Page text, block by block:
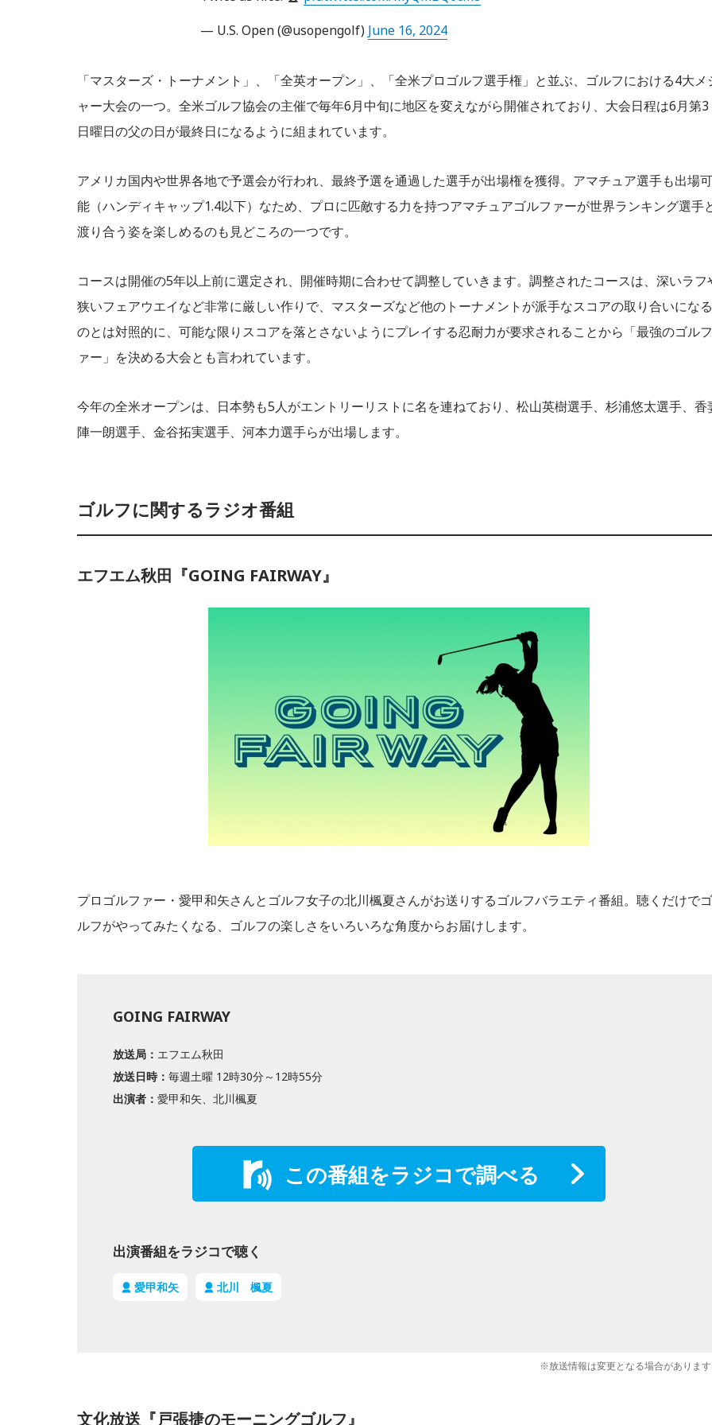
— U.S. Open (@usopengolf) June 16, 2024
「マスターズ・トーナメント」、「全英オープン」、「全米プロゴルフ選手権」と並ぶ、ゴルフにおける4大メ
ャー大会の一つ。全米ゴルフ協会の主催で毎年6月中旬に地区を変えながら開催されており、大会日程は6月第3
日曜日の父の日が最終日になるように組まれています。
アメリカ国内や世界各地で予選会が行われ、最終予選を通過した選手が出場権を獲得。アマチュア選手も出場可
能（ハンディキャップ1.4以下）なため、プロに匹敵する力を持つアマチュアゴルファーが世界ランキング選手
渡り合う姿を楽しめるのも見どころの一つです。
コースは開催の5年以上前に選定され、開催時期に合わせて調整していきます。調整されたコースは、深いラフ
狭いフェアウエイなど非常に厳しい作りで、マスターズなど他のトーナメントが派手なスコアの取り合いになる
のとは対照的に、可能な限りスコアを落とさないようにプレイする忍耐力が要求されることから「最強のゴルフ
ァー」を決める大会とも言われています。
今年の全米オープンは、日本勢も5人がエントリーリストに名を連ねており、松山英樹選手、杉浦悠太選手、香
陣一朗選手、金谷拓実選手、河本力選手らが出場します。
ゴルフに関するラジオ番組
エフエム秋田『GOING FAIRWAY』
プロゴルファー・愛甲和矢さんとゴルフ女子の北川楓夏さんがお送りするゴルフバラエティ番組。聴くだけでゴ
ルフがやってみたくなる、ゴルフの楽しさをいろいろな角度からお届けします。
GOING FAIRWAY
放送局： エフエム秋田
放送日時： 毎週土曜 12時30分～12時55分
出演者： 愛甲和矢、北川楓夏
この番組をラジコで調べる
出演番組をラジコで聴く
愛甲和矢 北川 楓夏
※放送情報は変更となる場合がありま
文化放送『戸張捷のモーニングゴルフ』